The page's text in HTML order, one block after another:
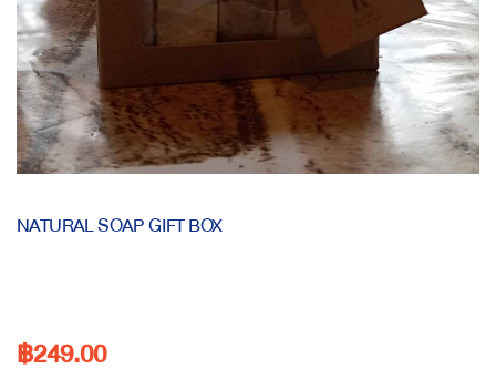
the
gallery
NATURAL SOAP GIFT BOX
฿249.00